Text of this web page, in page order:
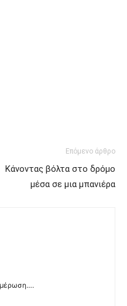
Επόμενο άρθρο
Κάνοντας βόλτα στο δρόμο
μέσα σε μια μπανιέρα